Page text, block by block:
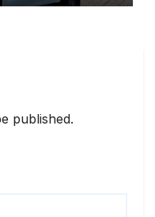
published.